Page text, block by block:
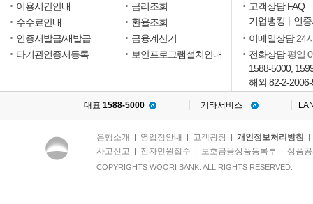
이용시간안내
금리조회
수수료안내
환율조회
인증서발급/재발급
금융계산기
타기관인증서등록
보안프로그램설치안내
고객상담 FAQ
기업뱅킹
인
이메일상담 24
전화상담평일
1588-5000,
해외 82-2-
대표 1588-5000 기타서비스
은행소개 | 영업점안내 | 고객광장| 개인정보처리방침
사고신고 | 전자민원접수 | 보호금융상품등록부 | 상품
COPYRIGHTS WOORI BANK. ALL RIGHTS RESERVED.